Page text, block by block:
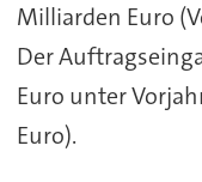
Milliarden Euro
Der
Euro unter
Euro).